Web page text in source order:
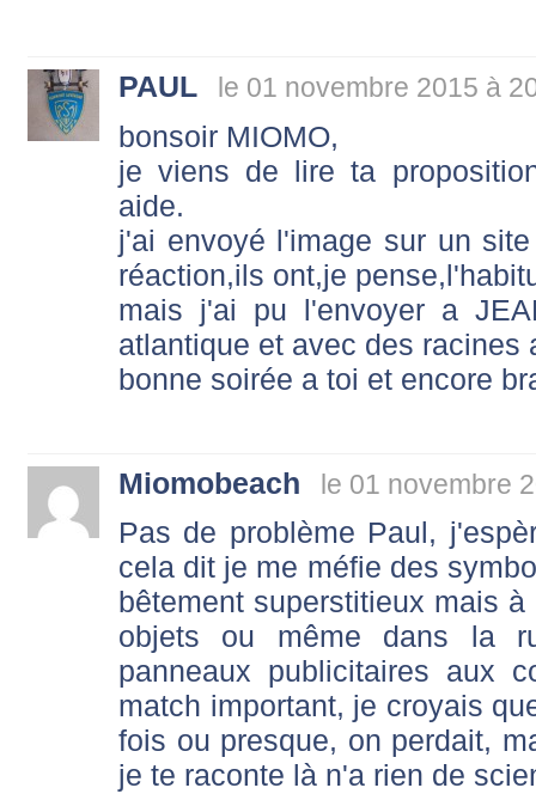
PAUL le 01 novembre 2015 à
bonsoir MIOMO,
je viens de lire ta
aide.
j'ai envoyé l'image sur un
réaction,ils ont,je
mais j'ai pu l'envoyer a
atlantique et avec des racines
bonne soirée a toi et encore
Miomobeach le 01 novembre
Pas de problème Paul,
cela dit je me méfie des
bêtement superstitieux mais
objets ou même dans la
panneaux publicitaires aux
match important, je croyais
fois ou presque, on perdait,
je te raconte là n'a rien de